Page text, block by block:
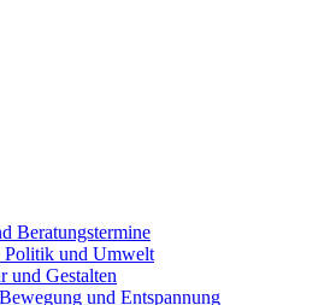
Beratungstermine
Politik und Umwelt
und Gestalten
und Entspannung